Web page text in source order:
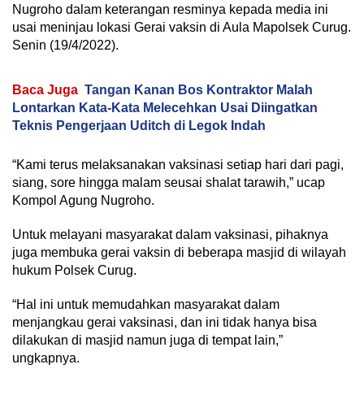
Nugroho dalam keterangan resminya kepada media ini
usai meninjau lokasi Gerai vaksin di Aula Mapolsek Curug.
Senin (19/4/2022).
Baca Juga Tangan Kanan Bos Kontraktor Malah
Lontarkan Kata-Kata Melecehkan Usai Diingatkan
Teknis Pengerjaan Uditch di Legok Indah
“Kami terus melaksanakan vaksinasi setiap hari dari pagi,
siang, sore hingga malam seusai shalat tarawih,” ucap
Kompol Agung Nugroho.
Untuk melayani masyarakat dalam vaksinasi, pihaknya
juga membuka gerai vaksin di beberapa masjid di wilayah
hukum Polsek Curug.
“Hal ini untuk memudahkan masyarakat dalam
menjangkau gerai vaksinasi, dan ini tidak hanya bisa
dilakukan di masjid namun juga di tempat lain,”
ungkapnya.